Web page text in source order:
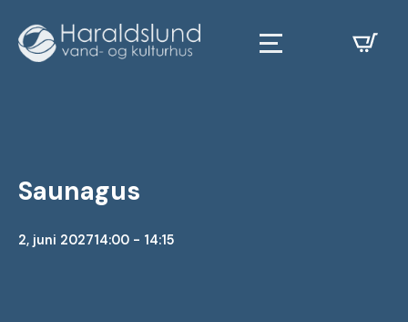
Saunagus
2, juni 202714:00 - 14:15